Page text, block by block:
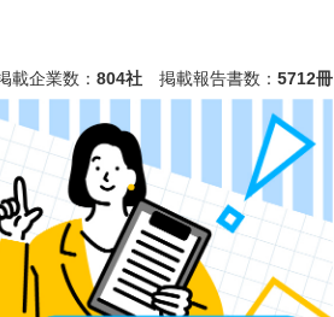
載企業数： 804社 掲載報告書数： 5712冊